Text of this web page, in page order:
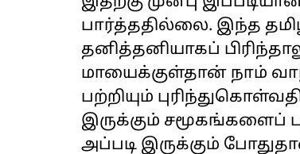
பார்த்ததில்லை. இந்த
தனித்தனியாகப்
மாயைக்குள்தான் நாம்
பற்றியும்
இருக்கும் சமூகங்களைப்
அப்படி இருக்கும்